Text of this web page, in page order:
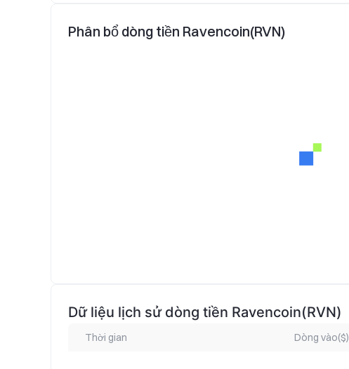
Phân bổ dòng tiền Ravencoin(RVN)
Dữ liệu lịch sử dòng tiền Ravencoin(RVN)
Thời gian Dòng vào($)